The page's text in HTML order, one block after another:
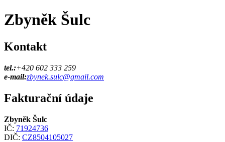
Zbyněk Šulc
Kontakt
tel.:+420 602 333 259
e-mail:zbynek.sulc@gmail.com
Fakturační údaje
Zbyněk Šulc
IČ: 71924736
DIČ: CZ8504105027